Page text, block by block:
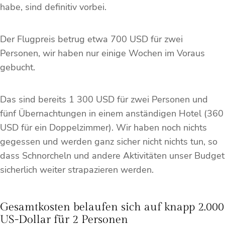
habe, sind definitiv vorbei.
Der Flugpreis betrug etwa 700 USD für zwei
Personen, wir haben nur einige Wochen im Voraus
gebucht.
Das sind bereits 1 300 USD für zwei Personen und
fünf Übernachtungen in einem anständigen Hotel (360
USD für ein Doppelzimmer). Wir haben noch nichts
gegessen und werden ganz sicher nicht nichts tun, so
dass Schnorcheln und andere Aktivitäten unser Budget
sicherlich weiter strapazieren werden.
Gesamtkosten belaufen sich auf knapp 2.000
US-Dollar für 2 Personen